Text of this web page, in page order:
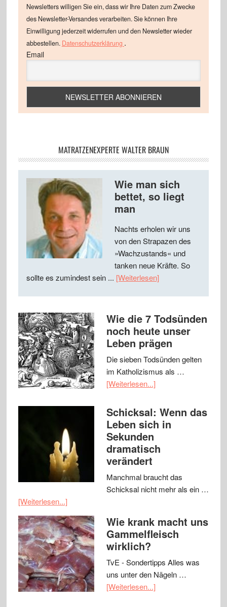
Newsletters willigen Sie ein, dass wir Ihre Daten zum Zwecke
des Newsletter-Versandes verarbeiten. Sie können Ihre
Einwilligung jederzeit widerrufen und den Newsletter wieder
abbestellen. Datenschutzerklärung .
Email
MATRATZENEXPERTE WALTER BRAUN
Wie man sich
bettet, so liegt
man
Nachts erholen wir uns
von den Strapazen des
»Wachzustands« und
tanken neue Kräfte. So
sollte es zumindest sein ... [Weiterlesen]
Wie die 7 Todsünden
noch heute unser
Leben prägen
Die sieben Todsünden gelten
im Katholizismus als …
[Weiterlesen...]
Schicksal: Wenn das
Leben sich in
Sekunden
dramatisch
verändert
Manchmal braucht das
Schicksal nicht mehr als ein …
[Weiterlesen...]
Wie krank macht uns
Gammelfleisch
wirklich?
TvE - Sondertipps Alles was
uns unter den Nägeln …
[Weiterlesen...]